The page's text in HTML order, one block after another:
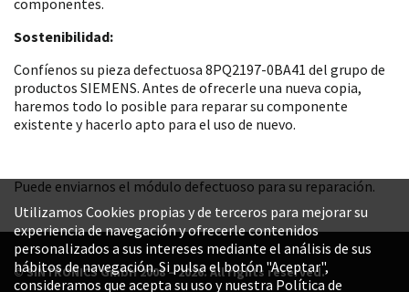
Sostenibilidad:
Confíenos su pieza defectuosa 8PQ2197-0BA41 del grupo de
productos SIEMENS. Antes de ofrecerle una nueva copia,
haremos todo lo posible para reparar su componente
existente y hacerlo apto para el uso de nuevo.
Puede enviarnos el módulo defectuoso para su reparación.
© SINTRONICS GmbH 2008 – 2026. All rights reserved.
Utilizamos Cookies propias y de terceros para mejorar su
experiencia de navegación y ofrecerle contenidos
personalizados a sus intereses mediante el análisis de sus
hábitos de navegación. Si pulsa el botón "Aceptar",
consideramos que acepta su uso y nuestra Política de